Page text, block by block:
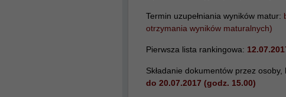
Termin uzupełniania wyników matur:
otrzymania wyników maturalnych)
Pierwsza lista rankingowa:
Składanie dokumentów przez
do 20.07.2017 (godz. 15.00)